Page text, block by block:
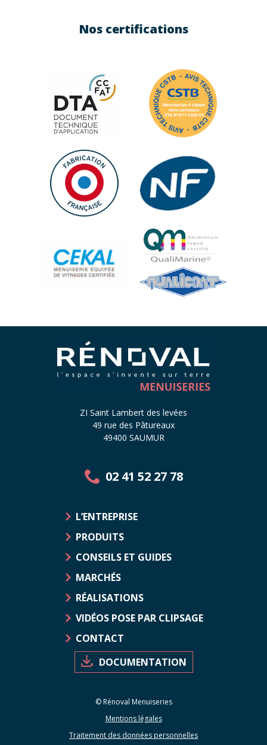
Nos certifications
ZI Saint Lambert des levées
49 rue des Pâtureaux
49400 SAUMUR
02 41 52 27 78
L’ENTREPRISE
PRODUITS
CONSEILS ET GUIDES
MARCHÉS
RÉALISATIONS
VIDÉOS POSE PAR CLIPSAGE
CONTACT
DOCUMENTATION
© Rénoval Menuiseries
Mentions légales
Traitement des données personnelles